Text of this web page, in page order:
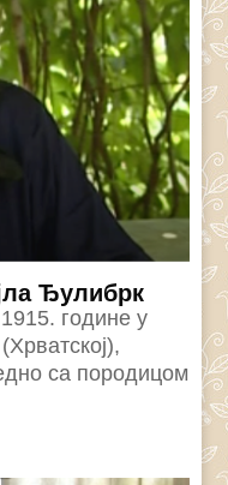
Ђулибрк
године у
са породицом